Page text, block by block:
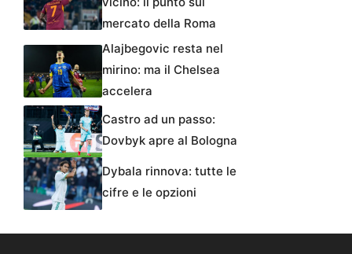
mercato della Roma
Alajbegovic resta nel
mirino: ma il Chelsea
accelera
Castro ad un passo:
Dovbyk apre al Bologna
Dybala rinnova: tutte le
cifre e le opzioni